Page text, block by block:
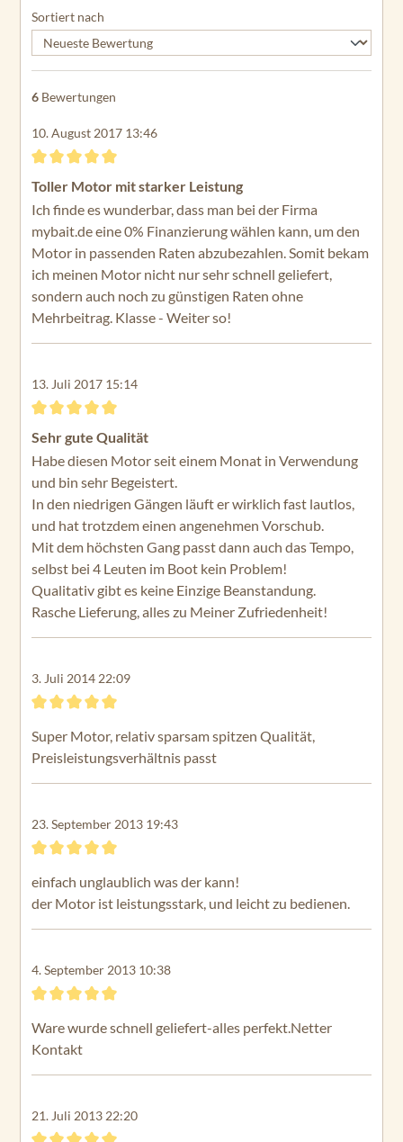
Sortiert nach
6 Bewertungen
10. August 2017 13:46
Bewertung mit 5 von 5 Sternen
Toller Motor mit starker Leistung
Ich finde es wunderbar, dass man bei der Firma
mybait.de eine 0% Finanzierung wählen kann, um den
Motor in passenden Raten abzubezahlen. Somit bekam
ich meinen Motor nicht nur sehr schnell geliefert,
sondern auch noch zu günstigen Raten ohne
Mehrbeitrag. Klasse - Weiter so!
13. Juli 2017 15:14
Bewertung mit 5 von 5 Sternen
Sehr gute Qualität
Habe diesen Motor seit einem Monat in Verwendung
und bin sehr Begeistert.
In den niedrigen Gängen läuft er wirklich fast lautlos,
und hat trotzdem einen angenehmen Vorschub.
Mit dem höchsten Gang passt dann auch das Tempo,
selbst bei 4 Leuten im Boot kein Problem!
Qualitativ gibt es keine Einzige Beanstandung.
Rasche Lieferung, alles zu Meiner Zufriedenheit!
3. Juli 2014 22:09
Super Motor, relativ sparsam spitzen Qualität,
Preisleistungsverhältnis passt
23. September 2013 19:43
einfach unglaublich was der kann!
der Motor ist leistungsstark, und leicht zu bedienen.
4. September 2013 10:38
Ware wurde schnell geliefert-alles perfekt.Netter
Kontakt
21. Juli 2013 22:20